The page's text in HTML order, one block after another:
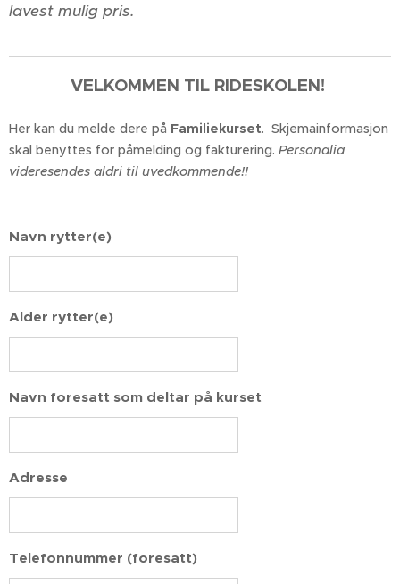
lavest mulig pris.
VELKOMMEN TIL RIDESKOLEN!
Her kan du melde dere på Familiekurset. Skjemainformasjon
skal benyttes for påmelding og fakturering. Personalia
videresendes aldri til uvedkommende!!
Navn rytter(e)
Alder rytter(e)
Navn foresatt som deltar på kurset
Adresse
Telefonnummer (foresatt)